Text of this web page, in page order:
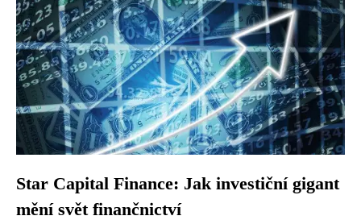
Star Capital Finance: Jak investiční gigant
mění svět finančnictví